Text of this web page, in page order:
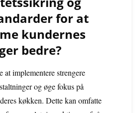
for at
kundernes
bedre?
at implementere strengere
og øge fokus på
køkken. Dette kan omfatte